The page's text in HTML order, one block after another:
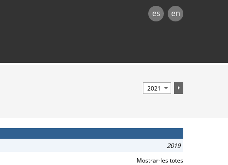
es en
2019
Mostrar-les totes